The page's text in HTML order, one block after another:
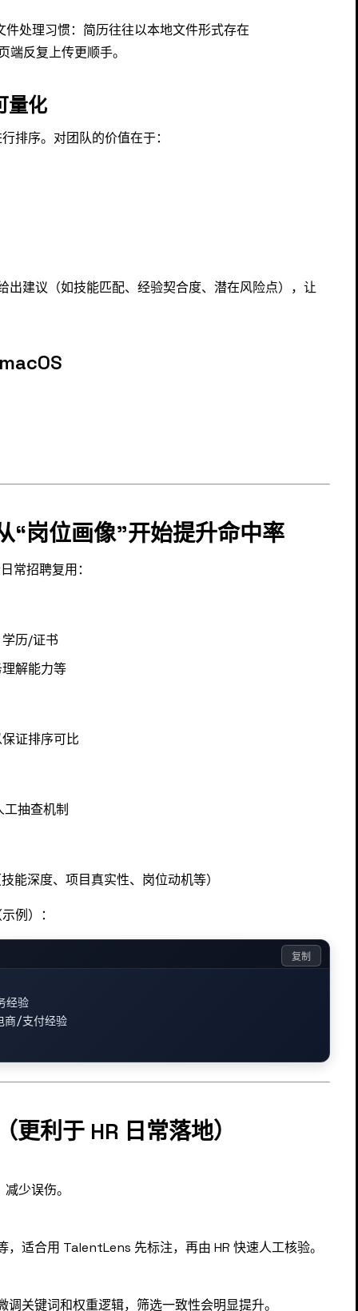
处理习惯：简历往往以本地文件形式存在
端反复上传更顺手。
量化
排序。对团队的价值在于：
建议（如技能匹配、经验契合度、潜在风险点），让
“岗位画像”开始提升命中率
常招聘复用：
历/证书
解能力等
证排序可比
抽查机制
能深度、项目真实性、岗位动机等）
例）：
经验
商/支付经验
复制
利于 HR 日常落地）
少误伤。
适合用 TalentLens 先标注，再由 HR 快速人工核验。
关键词和权重逻辑，筛选一致性会明显提升。